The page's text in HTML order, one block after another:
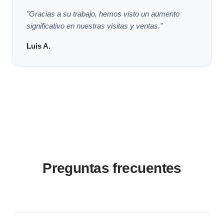
"Gracias a su trabajo, hemos visto un aumento
significativo en nuestras visitas y ventas."
Luis A.
Preguntas frecuentes